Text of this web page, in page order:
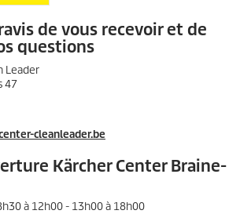
de vous recevoir et de
questions
Leader
47
cleanleader.be
Kärcher Center Braine-
à 12h00 - 13h00 à 18h00